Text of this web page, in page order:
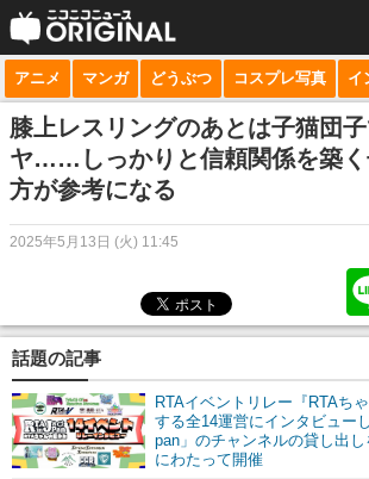
サービス一覧
niconico
動画
生放送
マンガ
ニコニコQ
アニメ マンガ どうぶつ コスプレ写真 イ
膝上レスリングのあとは子猫団
ヤ……しっかりと信頼関係を築く
方が参考になる
2025年5月13日 (火) 11:45
話題の記事
RTAイベントリレー『RTAち
する全14運営にインタビュー
pan」のチャンネルの貸し出
にわたって開催